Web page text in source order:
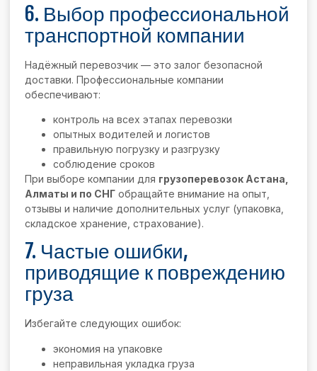
6. Выбор профессиональной
транспортной компании
Надёжный перевозчик — это залог безопасной
доставки. Профессиональные компании
обеспечивают:
контроль на всех этапах перевозки
опытных водителей и логистов
правильную погрузку и разгрузку
соблюдение сроков
При выборе компании для грузоперевозок Астана,
Алматы и по СНГ обращайте внимание на опыт,
отзывы и наличие дополнительных услуг (упаковка,
складское хранение, страхование).
7. Частые ошибки,
приводящие к повреждению
груза
Избегайте следующих ошибок:
экономия на упаковке
неправильная укладка груза